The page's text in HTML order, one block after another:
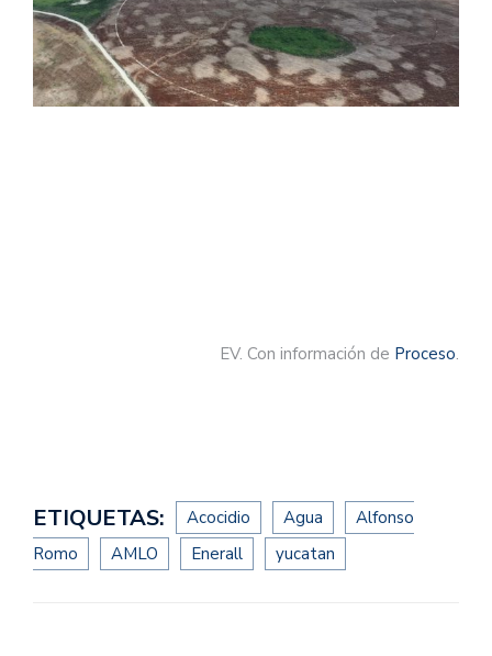
EV. Con información de Proceso.
ETIQUETAS: Acocidio Agua
Alfonso
Romo
AMLO Enerall yucatan